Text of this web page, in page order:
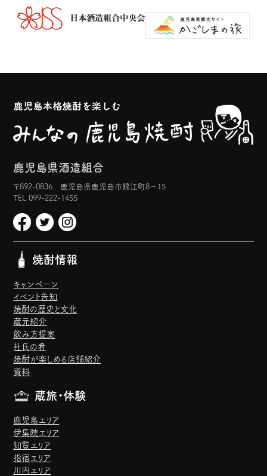
鹿児島県酒造組合
〒892-0836 鹿児島県鹿児島市錦江町8−15
TEL 099-222-1455
焼酎情報
キャンペーン
イベント告知
焼酎の歴史と文化
蔵元紹介
飲み方提案
杜氏の肴
焼酎が楽しめる店舗紹介
資料
蔵旅・体験
鹿児島エリア
伊集院エリア
知覧エリア
指宿エリア
川内エリア